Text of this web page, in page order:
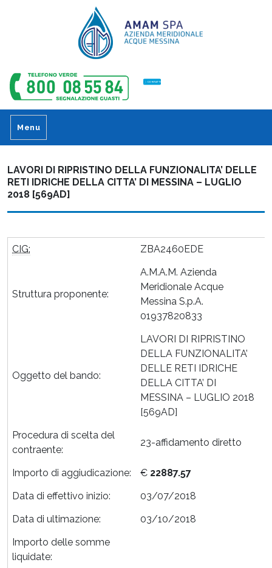
CONTATTI
Menu
LAVORI DI RIPRISTINO DELLA FUNZIONALITA’ DELLE
RETI IDRICHE DELLA CITTA’ DI MESSINA – LUGLIO
2018 [569AD]
CIG: ZBA2460EDE
Struttura proponente:
A.M.A.M. Azienda
Meridionale Acque
Messina S.p.A.
01937820833
Oggetto del bando:
LAVORI DI RIPRISTINO
DELLA FUNZIONALITA’
DELLE RETI IDRICHE
DELLA CITTA’ DI
MESSINA – LUGLIO 2018
[569AD]
Procedura di scelta del
contraente:
23-affidamento diretto
Importo di aggiudicazione: € 22887.57
Data di effettivo inizio:
03/07/2018
Data di ultimazione:
03/10/2018
Importo delle somme
liquidate: